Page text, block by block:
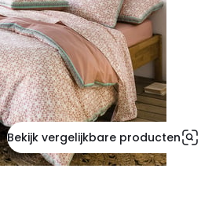
Bekijk vergelijkbare producten